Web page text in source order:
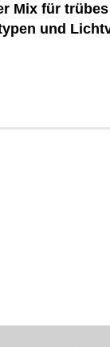
Mix für
und